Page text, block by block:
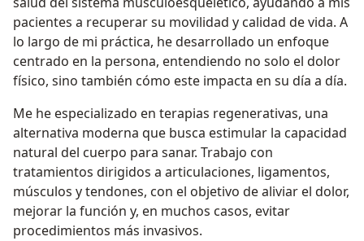
pacientes a recuperar su movilidad y calidad de vida. A
lo largo de mi práctica, he desarrollado un enfoque
centrado en la persona, entendiendo no solo el dolor
físico, sino también cómo este impacta en su día a día.
Me he especializado en terapias regenerativas, una
alternativa moderna que busca estimular la capacidad
natural del cuerpo para sanar. Trabajo con
tratamientos dirigidos a articulaciones, ligamentos,
músculos y tendones, con el objetivo de aliviar el dolor,
mejorar la función y, en muchos casos, evitar
procedimientos más invasivos.